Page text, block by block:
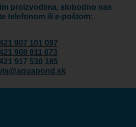
proizvodima, slobodno nas
telefonom ili e-poštom:
907 101 097
908 911 673
917 530 185